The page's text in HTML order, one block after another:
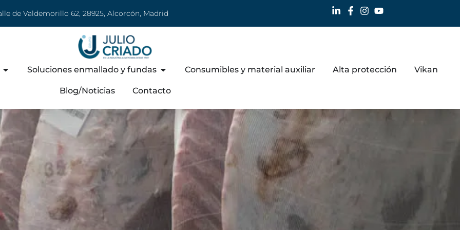
de Valdemorillo 62, 28925, Alcorcón, Madrid
y especias
Abrir Maquinaria
Soluciones enmallado y fundas Abrir Soluciones enmallado y fundas
Consumibles y material auxiliar Alta protección Vikan
Blog/Noticias Contacto